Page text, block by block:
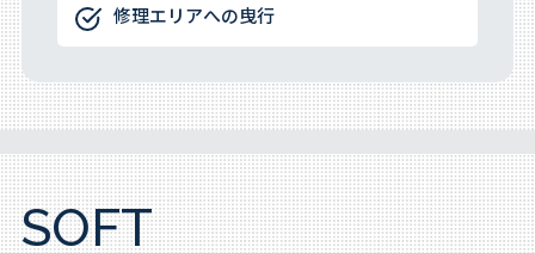
修理エリアへの曳行
SOFT